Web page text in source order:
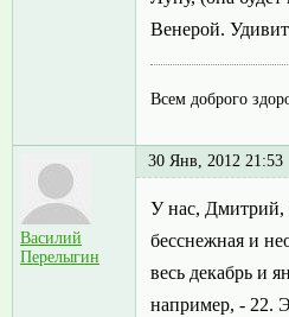
Венерой.
Всем доброго
Василий
Перелыгин
30 Янв, 2012 21:53
У нас, Дмитрий,
бесснежная и
весь декабрь и
например, - 22.